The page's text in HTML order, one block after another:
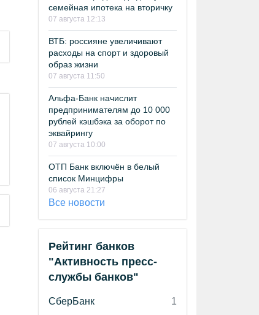
семейная ипотека на вторичку
07 августа 12:13
ВТБ: россияне увеличивают
расходы на спорт и здоровый
образ жизни
07 августа 11:50
Альфа-Банк начислит
предпринимателям до 10 000
рублей кэшбэка за оборот по
эквайрингу
07 августа 10:00
ОТП Банк включён в белый
список Минцифры
06 августа 21:27
Все новости
Рейтинг банков
"Активность пресс-
службы банков"
СберБанк
1